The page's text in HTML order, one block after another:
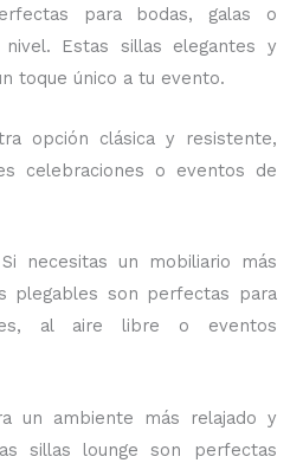
para bodas, galas o
Estas sillas elegantes y
toque único a tu evento.
opción clásica y resistente,
celebraciones o eventos de
necesitas un mobiliario más
plegables son perfectas para
al aire libre o eventos
un ambiente más relajado y
sillas lounge son perfectas